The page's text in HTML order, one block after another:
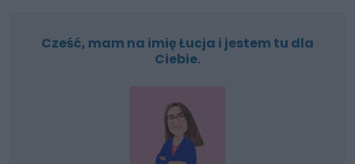
Cześć, mam na imię Łucja i jestem tu dla
Ciebie.